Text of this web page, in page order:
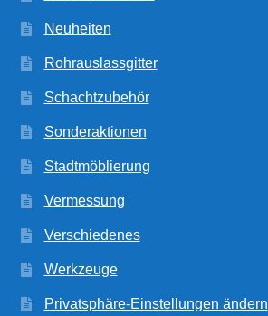
Neuheiten
Rohrauslassgitter
Schachtzubehör
Sonderaktionen
Stadtmöblierung
Vermessung
Verschiedenes
Werkzeuge
Privatsphäre-Einstellungen ändern